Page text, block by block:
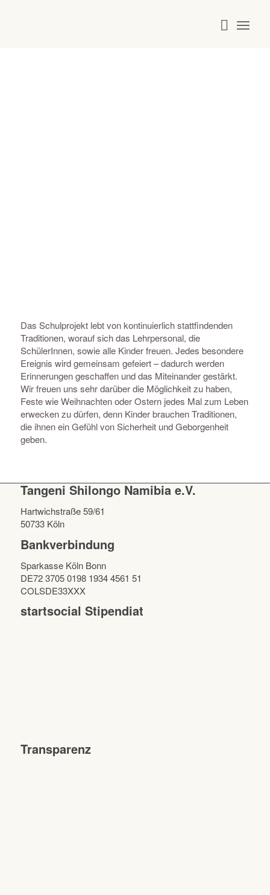
Das Schulprojekt lebt von kontinuierlich stattfindenden
Traditionen, worauf sich das Lehrpersonal, die
SchülerInnen, sowie alle Kinder freuen. Jedes besondere
Ereignis wird gemeinsam gefeiert – dadurch werden
Erinnerungen geschaffen und das Miteinander gestärkt.
Wir freuen uns sehr darüber die Möglichkeit zu haben,
Feste wie Weihnachten oder Ostern jedes Mal zum Leben
erwecken zu dürfen, denn Kinder brauchen Traditionen,
die ihnen ein Gefühl von Sicherheit und Geborgenheit
geben.
Tangeni Shilongo Namibia e.V.
Hartwichstraße 59/61
50733 Köln
Bankverbindung
Sparkasse Köln Bonn
DE72 3705 0198 1934 4561 51
COLSDE33XXX
startsocial Stipendiat
Transparenz